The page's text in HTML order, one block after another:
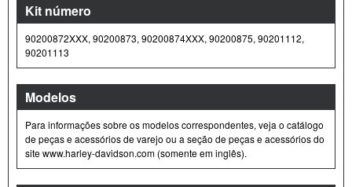
Kit número
90200872XXX, 90200873, 90200874XXX, 90200875, 90201112,
90201113
Modelos
Para informações sobre os modelos correspondentes, veja o catálogo
de peças e acessórios de varejo ou a seção de peças e acessórios do
site www.harley-davidson.com (somente em inglês).